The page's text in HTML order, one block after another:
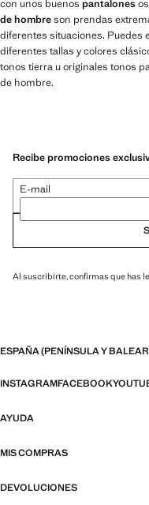
con unos buenos pantalones
de hombreson prendas
diferentes situaciones. Puedes
diferentes tallas y colores
tonos tierra u originales tonos
de hombre.
Recibe promociones
E-mail
Al suscribirte, confirmas que has
ESPAÑA (PENÍNSULA Y
INSTAGRAMFACEBOOK
AYUDA
MIS COMPRAS
DEVOLUCIONES